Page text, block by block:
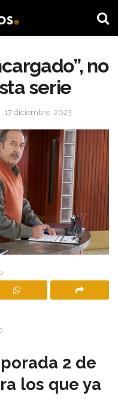
no
serie
17 diciembre, 2023
2 de
los que ya